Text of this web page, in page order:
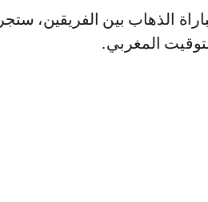
الذهاب بين الفريقين،
المغربي.